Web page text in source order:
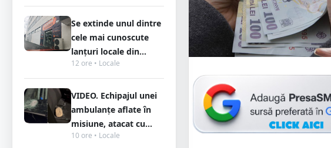
Se extinde unul dintre
cele mai cunoscute
lanțuri locale din...
12 ore • Locale
VIDEO. Echipajul unei
ambulanțe aflate în
misiune, atacat cu...
10 ore • Locale